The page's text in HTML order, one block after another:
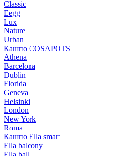
Classic
Eegg
Lux
Nature
Urban
Кашпо COSAPOTS
Athena
Barcelona
Dublin
Florida
Geneva
Helsinki
London
New York
Roma
Кашпо Ella smart
Ella balcony
Ella ball